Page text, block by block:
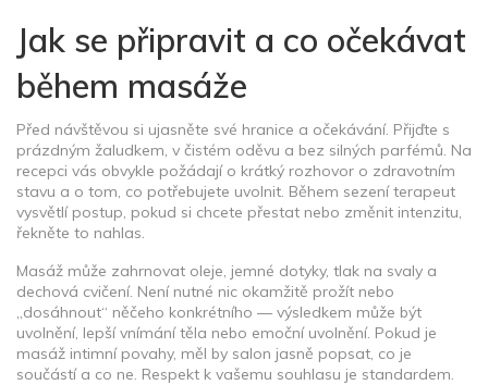
Jak se připravit a co očekávat
během masáže
Před návštěvou si ujasněte své hranice a očekávání. Přijďte s
prázdným žaludkem, v čistém oděvu a bez silných parfémů. Na
recepci vás obvykle požádají o krátký rozhovor o zdravotním
stavu a o tom, co potřebujete uvolnit. Během sezení terapeut
vysvětlí postup, pokud si chcete přestat nebo změnit intenzitu,
řekněte to nahlas.
Masáž může zahrnovat oleje, jemné dotyky, tlak na svaly a
dechová cvičení. Není nutné nic okamžitě prožít nebo
„dosáhnout“ něčeho konkrétního — výsledkem může být
uvolnění, lepší vnímání těla nebo emoční uvolnění. Pokud je
masáž intimní povahy, měl by salon jasně popsat, co je
součástí a co ne. Respekt k vašemu souhlasu je standardem.